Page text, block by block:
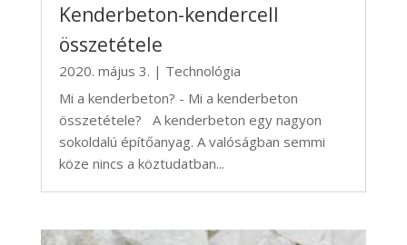
Kenderbeton-kendercell
összetétele
2020. május 3. | Technológia
Mi a kenderbeton? - Mi a kenderbeton
összetétele? A kenderbeton egy nagyon
sokoldalú építőanyag. A valóságban semmi
köze nincs a köztudatban...